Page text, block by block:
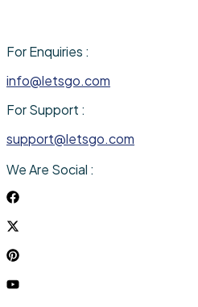
For Enquiries :
info@letsgo.com
For Support :
support@letsgo.com
We Are Social :